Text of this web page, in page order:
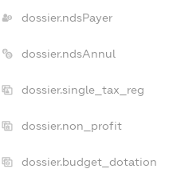
dossier.ndsPayer
dossier.ndsAnnul
dossier.single_tax_reg
dossier.non_profit
dossier.budget_dotation